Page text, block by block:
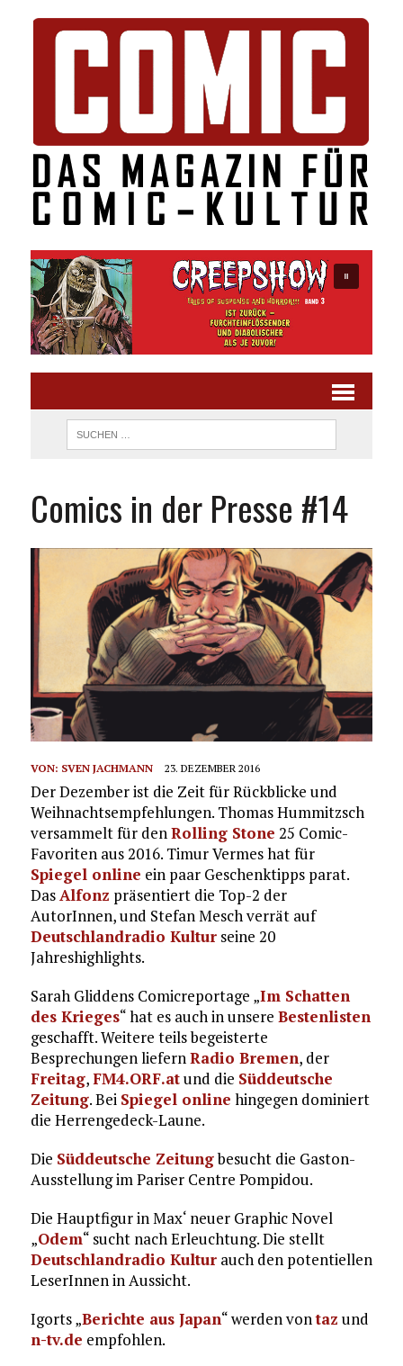
Comics in der Presse #14
VON: SVEN JACHMANN 23. DEZEMBER 2016
Der Dezember ist die Zeit für Rückblicke und
Weihnachtsempfehlungen. Thomas Hummitzsch
versammelt für den Rolling Stone 25 Comic-
Favoriten aus 2016. Timur Vermes hat für
Spiegel online ein paar Geschenktipps parat.
Das Alfonz präsentiert die Top-2 der
AutorInnen, und Stefan Mesch verrät auf
Deutschlandradio Kulturseine 20
Jahreshighlights.
Sarah Gliddens Comicreportage „Im Schatten
des Krieges“ hat es auch in unsere Bestenlisten
geschafft. Weitere teils begeisterte
Besprechungen liefern Radio Bremen, der
Freitag,FM4.ORF.atund die Süddeutsche
Zeitung. Bei Spiegel online hingegen dominiert
die Herrengedeck-Laune.
Die Süddeutsche Zeitungbesucht die Gaston-
Ausstellung im Pariser Centre Pompidou.
Die Hauptfigur in Max‘ neuer Graphic Novel
„Odem“ sucht nach Erleuchtung. Die stellt
Deutschlandradio Kulturauch den potentiellen
LeserInnen in Aussicht.
Igorts „Berichte aus Japan“ werden vontaz und
n-tv.de empfohlen.